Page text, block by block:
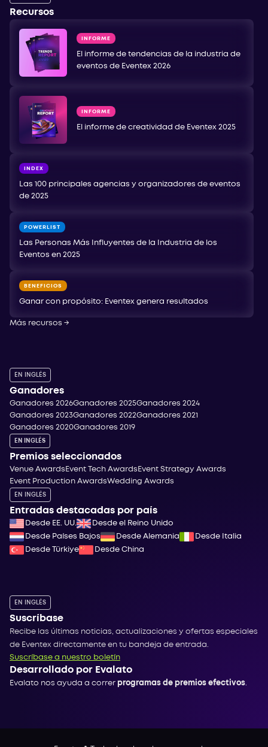
Recursos
INFORME
El informe de tendencias de la industria de
eventos de Eventex 2026
INFORME
El informe de creatividad de Eventex 2025
INDEX
Las 100 principales agencias y organizadores de eventos
de 2025
POWERLIST
Las Personas Más Influyentes de la Industria de los
Eventos en 2025
BENEFICIOS
Ganar con propósito: Eventex genera resultados
Más recursos →
EN INGLÉS
Ganadores
Ganadores 2026Ganadores 2025Ganadores 2024
Ganadores 2023Ganadores 2022Ganadores 2021
Ganadores 2020Ganadores 2019
EN INGLÉS
Premios seleccionados
Venue Awards Event Tech Awards Event Strategy Awards
Event Production AwardsWedding Awards
EN INGLÉS
Entradas destacadas por país
Desde EE. UU.
Desde el Reino Unido
Desde Países Bajos
Desde Alemania
Desde Italia
Desde Türkiye
Desde China
EN INGLÉS
Suscríbase
Recibe las últimas noticias, actualizaciones y ofertas especiales
de Eventex directamente en tu bandeja de entrada.
Suscríbase a nuestro boletín
Desarrollado por Evalato
Evalato nos ayuda a correr programas de premios efectivos